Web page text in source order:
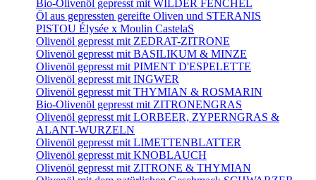
Bio-Olivenöl gepresst mit WILDER FENCHEL
Öl aus gepressten gereifte Oliven und STERANIS
PISTOU Élysée x Moulin CastelaS
Olivenöl gepresst mit ZEDRAT-ZITRONE
Olivenöl gepresst mit BASILIKUM & MINZE
Olivenöl gepresst mit PIMENT D'ESPELETTE
Olivenöl gepresst mit INGWER
Olivenöl gepresst mit THYMIAN & ROSMARIN
Bio-Olivenöl gepresst mit ZITRONENGRAS
Olivenöl gepresst mit LORBEER, ZYPERNGRAS &
ALANT-WURZELN
Olivenöl gepresst mit LIMETTENBLATTER
Olivenöl gepresst mit KNOBLAUCH
Olivenöl gepresst mit ZITRONE & THYMIAN